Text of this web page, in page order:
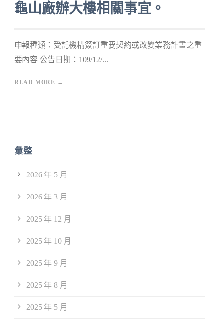
龜山廠辦大樓相關事宜。
申報種類：受託機構簽訂重要契約或改變業務計畫之重
要內容 公告日期：109/12/...
READ MORE →
彙整
2026 年 5 月
2026 年 3 月
2025 年 12 月
2025 年 10 月
2025 年 9 月
2025 年 8 月
2025 年 5 月